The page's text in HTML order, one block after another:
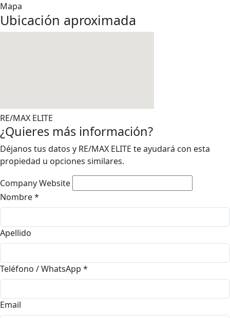
Mapa
Ubicación aproximada
RE/MAX ELITE
¿Quieres más información?
Déjanos tus datos y RE/MAX ELITE te ayudará con esta
propiedad u opciones similares.
Company Website
Nombre*
Apellido
Teléfono / WhatsApp *
Email